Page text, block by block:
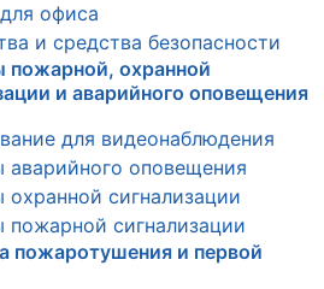
офиса
и средства безопасности
пожарной, охранной
и аварийного оповещения
для видеонаблюдения
аварийного оповещения
сигнализации
сигнализации
пожаротушения и первой